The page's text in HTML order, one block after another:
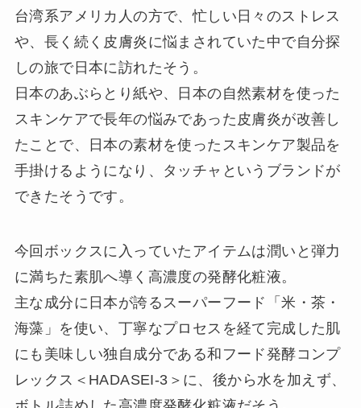
台湾系アメリカ人の方で、忙しい日々のストレス
や、長く続く皮膚炎に悩まされていた中で自分探
しの旅で日本に訪れたそう。
日本のあぶらとり紙や、日本の自然素材を使った
スキンケアで長年の悩みであった皮膚炎が改善し
たことで、日本の素材を使ったスキンケア製品を
手掛けるようになり、タッチャというブランドが
できたそうです。
今回ボックスに入っていたアイテムは潤いと弾力
に満ちた素肌へ導く高濃度の発酵化粧液。
主な成分に日本が誇るスーパーフード「米・茶・
海藻」を使い、丁寧なプロセスを経て完成した肌
にも美味しい独自成分である和フード発酵コンプ
レックス＜HADASEI-3＞に、後から水を加えず、